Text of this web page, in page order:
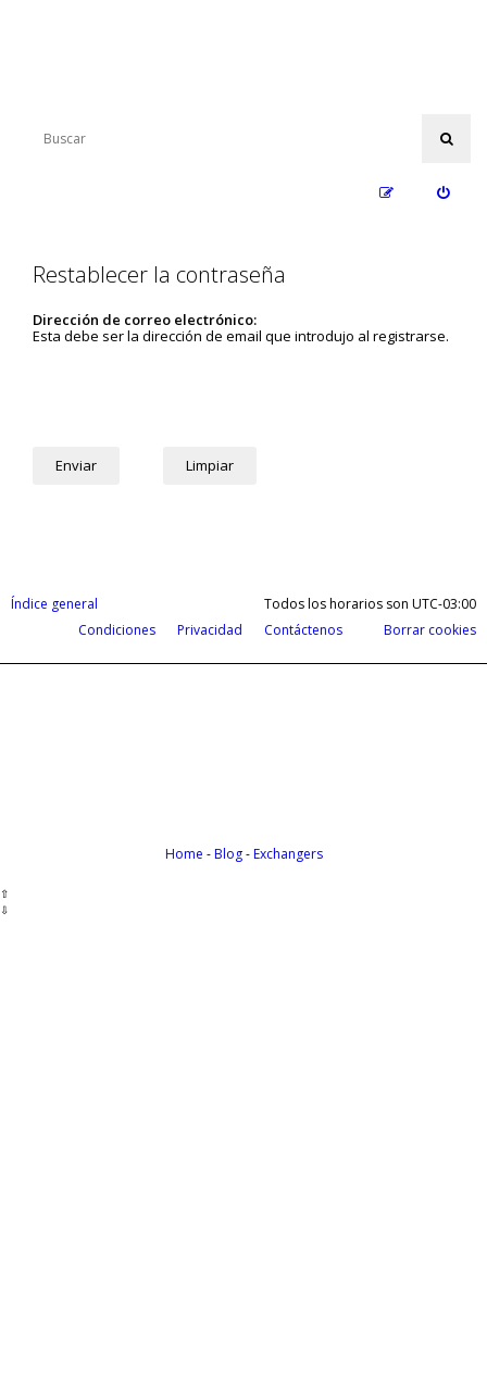
Restablecer la contraseña
Dirección de correo electrónico:
Esta debe ser la dirección de email que introdujo al registrarse.
Índice general Todos los horarios son UTC-03:00
Borrar cookies
Contáctenos
Privacidad
Condiciones
Home -Blog-Exchangers
⇧
⇩